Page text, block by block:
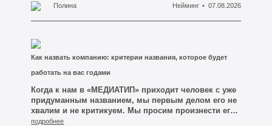
формулировку про качество, индивидуальный
подход и низкие цены — что-нибудь, что можно
Мы обычно отвечаем не сразу. Сначала просим
открыть три сайта ближайших конкурентов в
Кемерово. И через минуту человек сам всё видит:
там написано ровно то же самое, слово в слово.
Полина Нейминг 07.08.2026
Как назвать компанию: критерии названия, которое будет
работать на вас годами
Когда к нам в «МЕДИАТИП» приходит человек с уже
придуманным названием, мы первым делом его не
хвалим и не критикуем. Мы просим произнести его
вслух и тут же, не глядя, записать на слух — так, как
подробнее